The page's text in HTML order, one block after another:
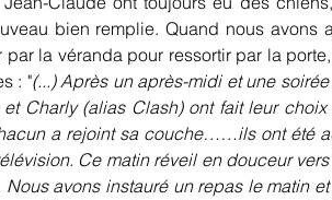
bien remplie. Quand nous avons
la véranda pour ressortir par la
: "(...) Après un après-midi et une
Charly (alias Clash) ont fait leur
a rejoint sa couche……ils ont été
Ce matin réveil en douceur
avons instauré un repas le matin